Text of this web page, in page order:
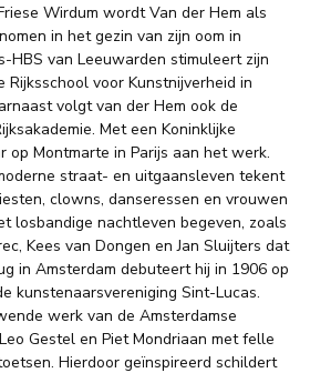
Wirdum wordt Van der Hem als
in het gezin van zijn oom in
HBS van Leeuwarden stimuleert zijn
voor Kunstnijverheid in
volgt van der Hem ook de
Met een Koninklijke
op Montmarte in Parijs aan het werk.
straat- en uitgaansleven tekent
clowns, danseressen en vrouwen
losbandige nachtleven begeven, zoals
Kees van Dongen en Jan Sluijters dat
in Amsterdam debuteert hij in 1906 op
kunstenaarsvereniging Sint-Lucas.
werk van de Amsterdamse
Gestel en Piet Mondriaan met felle
Hierdoor geïnspireerd schildert